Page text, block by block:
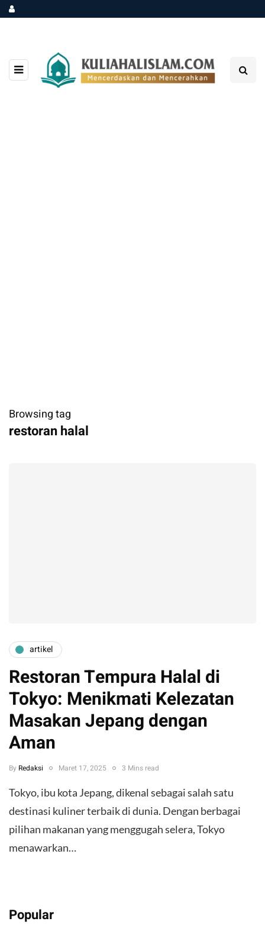
Browsing tag
restoran halal
artikel
Restoran Tempura Halal di
Tokyo: Menikmati Kelezatan
Masakan Jepang dengan
Aman
By Redaksi Maret 17, 2025 3 Mins read
Tokyo, ibu kota Jepang, dikenal sebagai salah satu
destinasi kuliner terbaik di dunia. Dengan berbagai
pilihan makanan yang menggugah selera, Tokyo
menawarkan…
Popular